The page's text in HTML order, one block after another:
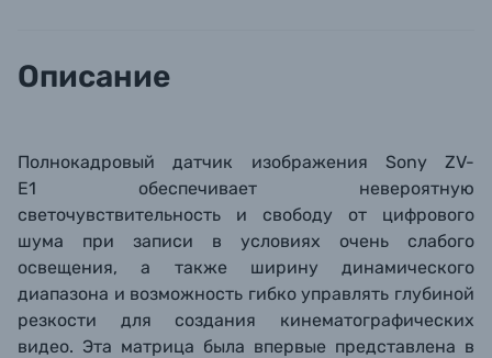
Описание
Полнокадровый датчик изображения Sony ZV-
E1 обеспечивает невероятную
светочувствительность и свободу от цифрового
шума при записи в условиях очень слабого
освещения, а также ширину динамического
диапазона и возможность гибко управлять глубиной
резкости для создания кинематографических
видео. Эта матрица была впервые представлена в